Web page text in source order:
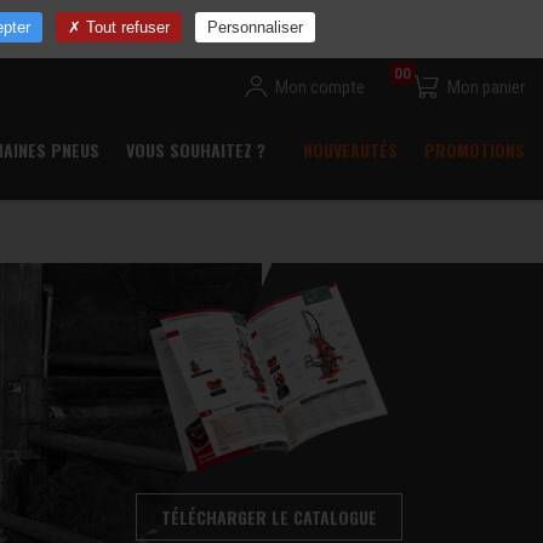
Devenir revendeur Commande rapide
Mon compte Mon panier
00
PNEUS VOUS SOUHAITEZ ? NOUVEAUTÉS PROMOTIONS
TÉLÉCHARGER LE CATALOGUE
Tout refuser Personnaliser